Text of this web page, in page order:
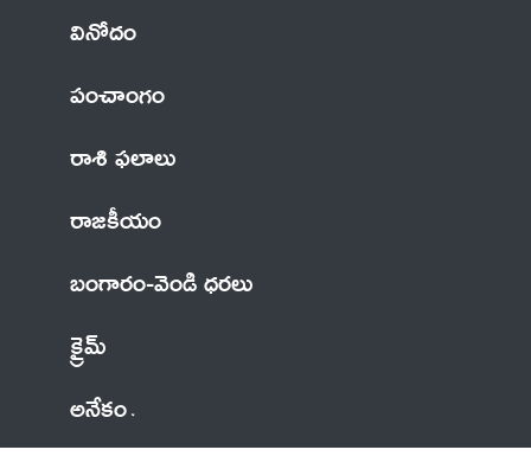
వినోదం
పంచాంగం
రాశి ఫలాలు
రాజకీయం
బంగారం-వెండి ధరలు
క్రైమ్
అనేకం